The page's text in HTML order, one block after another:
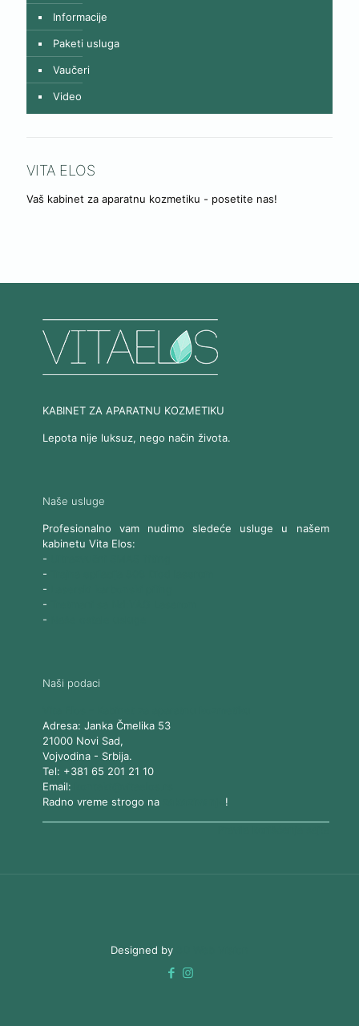
Informacije
Paketi usluga
Vaučeri
Video
VITA ELOS
Vaš kabinet za aparatnu kozmetiku - posetite nas!
KABINET ZA APARATNU KOZMETIKU
Lepota nije luksuz, nego način života.
Naše usluge
Profesionalno vam nudimo sledeće usluge u našem
kabinetu Vita Elos:
-
-
-
-
-
Naši podaci
Adresa: Janka Čmelika 53
21000 Novi Sad,
Vojvodina- Srbija.
Tel: +381 65 201 21 10
Email:
Radno vreme strogo na
!
Designed by